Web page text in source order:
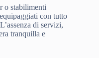
o stabilimenti
con tutto
di servizi,
tranquilla e